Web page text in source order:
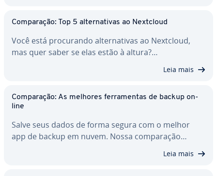
Com­pa­ra­ção: Top 5 al­ter­na­ti­vas ao Nextcloud
Você está pro­cu­rando al­ter­na­ti­vas ao Nextcloud,
mas quer saber se elas estão à altura?…
Leia mais
Com­pa­ra­ção: As melhores fer­ra­men­tas de backup on-
line
Salve seus dados de forma segura com o melhor
app de backup em nuvem. Nossa com­pa­ra­ção…
Leia mais